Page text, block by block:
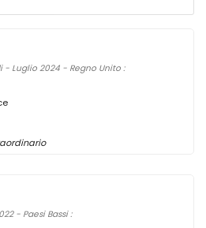
Luglio 2024 - Regno Unito :
- Paesi Bassi :